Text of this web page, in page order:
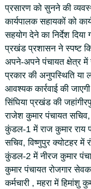
प्रसारण को सुनने की
कार्यपालक सहायकों को
सहयोग देने का निर्देश दिया
प्रखंड प्रशासन ने स्पष्ट
अपने-अपने पंचायत क्षेत्र में
प्रकार की अनुपस्थिति या
आवश्यक कार्रवाई की
सिंघिया प्रखंड की
राजेश कुमार पंचायत
कुंडल-1 में राज कुमार राय
सचिव, विष्णुपुर क्योटहर में
कुंडल-2 में नीरज कुमार
कुमार पंचायत रोजगार सेवक
कर्मचारी , महरा में हिमांशु